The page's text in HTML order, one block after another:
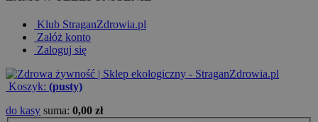
Klub StraganZdrowia.pl
Załóż konto
Zaloguj się
Koszyk: (pusty)
do kasy suma: 0,00 zł